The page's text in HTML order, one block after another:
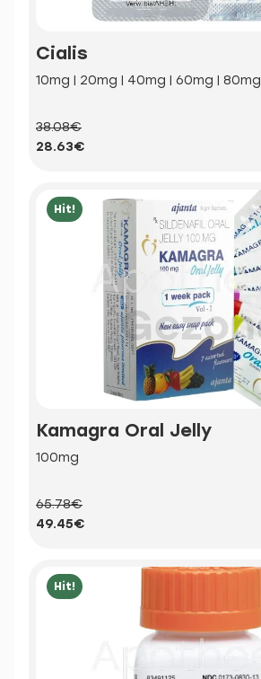
Cialis
10mg | 20mg | 40mg | 60mg | 80mg
38.08€
28.63€
Hit!
Kamagra Oral Jelly
100mg
65.78€
49.45€
Hit!